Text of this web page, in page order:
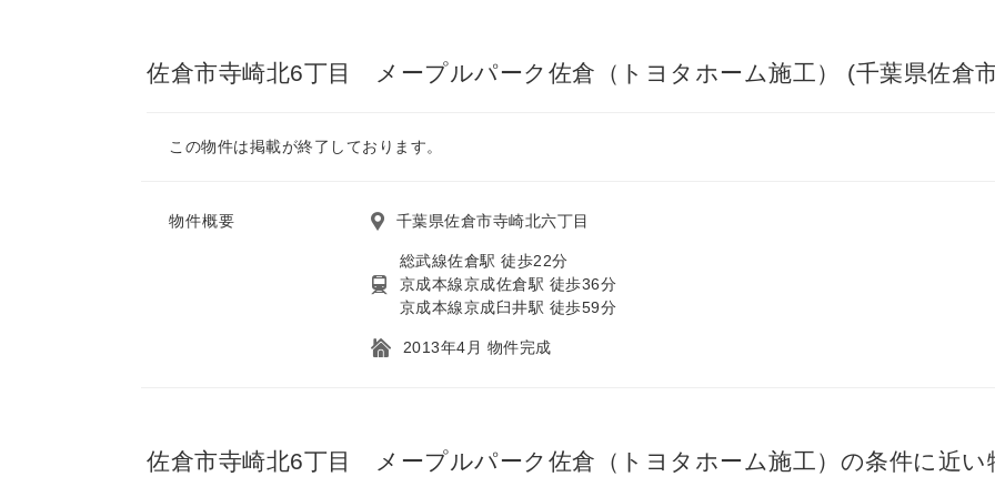
佐倉市寺崎北6丁目 メープルパーク佐倉（トヨタホーム施工） (千葉県佐倉
この物件は掲載が終了しております。
物件概要 千葉県佐倉市寺崎北六丁目
総武線佐倉駅 徒歩22分
京成本線京成佐倉駅 徒歩36分
京成本線京成臼井駅 徒歩59分
2013年4月 物件完成
佐倉市寺崎北6丁目 メープルパーク佐倉（トヨタホーム施工）の条件に近い